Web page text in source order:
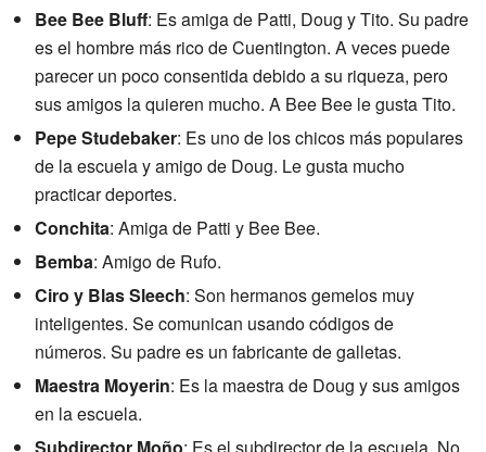
Bee Bee Bluff: Es amiga de Patti, Doug y Tito. Su padre
es el hombre más rico de Cuentington. A veces puede
parecer un poco consentida debido a su riqueza, pero
sus amigos la quieren mucho. A Bee Bee le gusta Tito.
Pepe Studebaker: Es uno de los chicos más populares
de la escuela y amigo de Doug. Le gusta mucho
practicar deportes.
Conchita: Amiga de Patti y Bee Bee.
Bemba: Amigo de Rufo.
Ciro y Blas Sleech: Son hermanos gemelos muy
inteligentes. Se comunican usando códigos de
números. Su padre es un fabricante de galletas.
Maestra Moyerin: Es la maestra de Doug y sus amigos
en la escuela.